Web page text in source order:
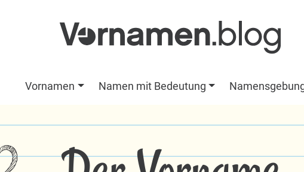
Vornamen Namen mit Bedeutung